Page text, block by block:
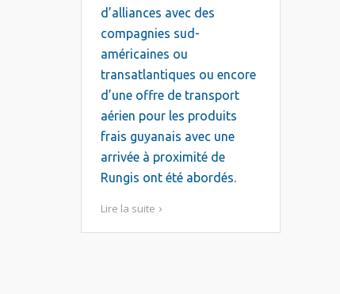
d’alliances avec des
compagnies sud-
américaines ou
transatlantiques ou encore
d’une offre de transport
aérien pour les produits
frais guyanais avec une
arrivée à proximité de
Rungis ont été abordés.
Lire la suite